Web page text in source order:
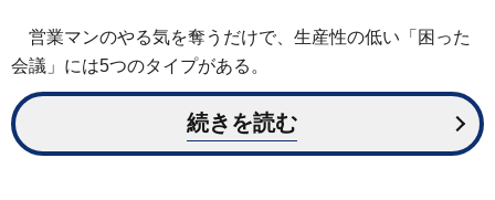
営業マンのやる気を奪うだけで、生産性の低い「困った
会議」には5つのタイプがある。
続きを読む